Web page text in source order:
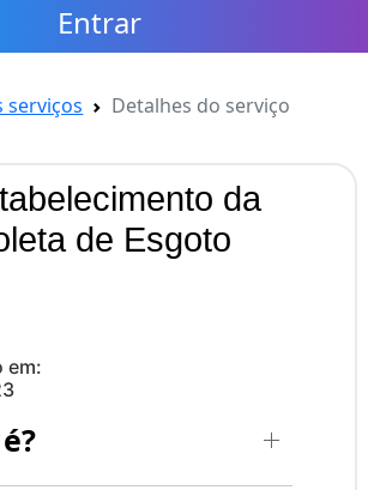
Entrar
serviços Detalhes do serviço
da
de Esgoto
em: